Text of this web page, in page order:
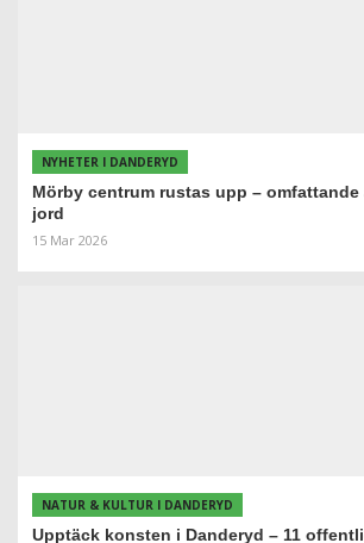
NYHETER I DANDERYD
Mörby centrum rustas upp –
jord
15 Mar 2026
NATUR & KULTUR I DANDERYD
Upptäck konsten i Danderyd – 11